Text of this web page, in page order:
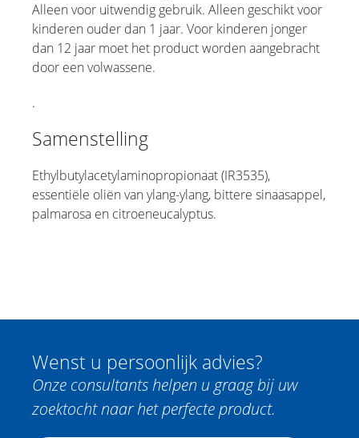
Alleen voor uitwendig gebruik. Alleen geschikt voor
kinderen ouder dan 1 jaar. Voor kinderen jonger
dan 12 jaar moet het product worden aangebracht
door een volwassene.
.
Samenstelling
Ethylbutylacetylaminopropionaat (IR3535),
essentiële oliën van ylang-ylang, bittere sinaasappel,
palmarosa en citroeneucalyptus.
Wenst u persoonlijk advies?
Onze consultants helpen u graag bij uw
zoektocht naar het perfecte product.